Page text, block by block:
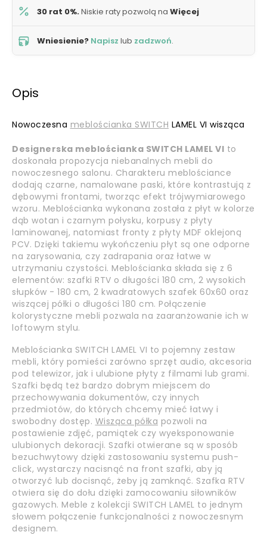
30 rat 0%.Niskie raty pozwolą na Więcej
Wniesienie? Napisz lub zadzwoń.
Opis
Nowoczesna meblościanka SWITCH LAMEL VI wisząca
Designerska meblościanka SWITCH LAMEL VI to
doskonała propozycja niebanalnych mebli do
nowoczesnego salonu. Charakteru meblościance
dodają czarne, namalowane paski, które kontrastują z
dębowymi frontami, tworząc efekt trójwymiarowego
wzoru. Meblościanka wykonana została z płyt w kolorze
dąb wotan i czarnym połysku, korpusy z płyty
laminowanej, natomiast fronty z płyty MDF oklejoną
PCV. Dzięki takiemu wykończeniu płyt są one odporne
na zarysowania, czy zadrapania oraz łatwe w
utrzymaniu czystości. Meblościanka składa się z 6
elementów: szafki RTV o długości 180 cm, 2 wysokich
słupków - 180 cm, 2 kwadratowych szafek 60x60 oraz
wiszącej półki o długości 180 cm. Połączenie
kolorystyczne mebli pozwala na zaaranżowanie ich w
loftowym stylu.
Meblościanka SWITCH LAMEL VI to pojemny zestaw
mebli, który pomieści zarówno sprzęt audio, akcesoria
pod telewizor, jak i ulubione płyty z filmami lub grami.
Szafki będą też bardzo dobrym miejscem do
przechowywania dokumentów, czy innych
przedmiotów, do których chcemy mieć łatwy i
swobodny dostęp. Wisząca półka pozwoli na
postawienie zdjęć, pamiątek czy wyeksponowanie
ulubionych dekoracji. Szafki otwierane są w sposób
bezuchwytowy dzięki zastosowaniu systemu push-
click, wystarczy nacisnąć na front szafki, aby ją
otworzyć lub docisnąć, żeby ją zamknąć. Szafka RTV
otwiera się do dołu dzięki zamocowaniu siłowników
gazowych. Meble z kolekcji SWITCH LAMEL to jednym
słowem połączenie funkcjonalności z nowoczesnym
designem.